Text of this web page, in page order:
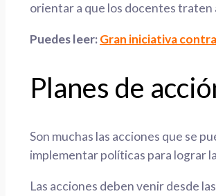
orientar a que los docentes traten
Puedes leer:Gran iniciativa
Planes de
Son muchas las acciones que se
implementar políticas para lograr
Las acciones deben venir desde